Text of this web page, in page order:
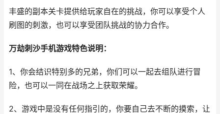
丰盛的副本关卡提供给玩家自在的挑战，你可以享受个人
刷图的刺激，也可以享受团队挑战的协力合作。
万劫刺沙手机游戏特色说明：
1、你会结识特别多的兄弟，你们可以一起去组队进行冒
险，也可以一同在战场之上获取荣耀。
2、游戏中是没有任何指引的，你要自己去不断的摸索，让